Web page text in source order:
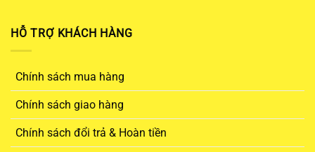
HỖ TRỢ KHÁCH HÀNG
Chính sách mua hàng
Chính sách giao hàng
Chính sách đổi trả & Hoàn tiền